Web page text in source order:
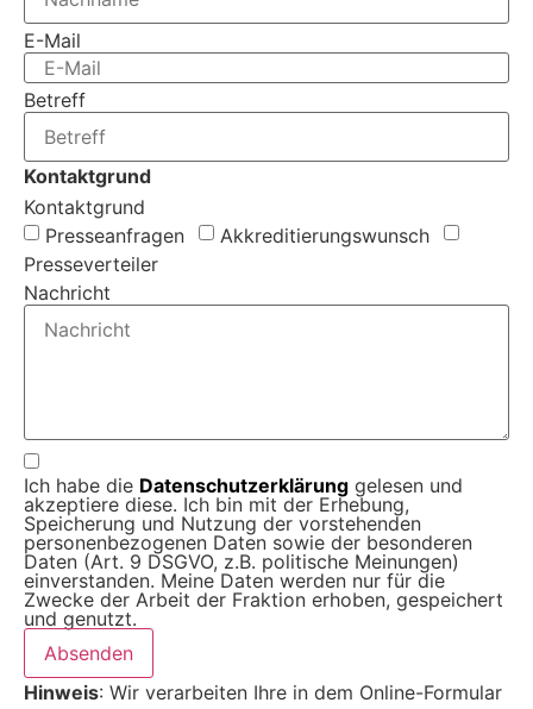
E-Mail
Betreff
Kontaktgrund
Kontaktgrund
Presseanfragen
Akkreditierungs­wunsch
Presseverteiler
Nachricht
Ich habe die Datenschutz­erklärung gelesen und
akzeptiere diese. Ich bin mit der Erhebung,
Speicherung und Nutzung der vorstehenden
personenbezogenen Daten sowie der besonderen
Daten (Art. 9 DSGVO, z.B. politische Meinungen)
einverstanden. Meine Daten werden nur für die
Zwecke der Arbeit der Fraktion erhoben, gespeichert
und genutzt.
Absenden
Hinweis: Wir verarbeiten Ihre in dem Online-Formular